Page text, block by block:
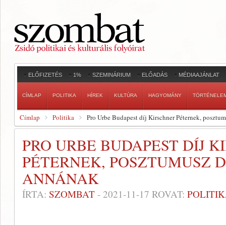
ELŐFIZETÉS 1% SZEMINÁRIUM ELŐADÁS MÉDIAAJÁNLAT
CÍMLAP POLITIKA HÍREK KULTÚRA HAGYOMÁNY
Címlap Politika Pro Urbe Budapest díj Kirschner Péternek,
PRO URBE BUDAPEST DÍJ
PÉTERNEK, POSZTUMUSZ
ANNÁNAK
ÍRTA: SZOMBAT - 2021-11-17 ROVAT: